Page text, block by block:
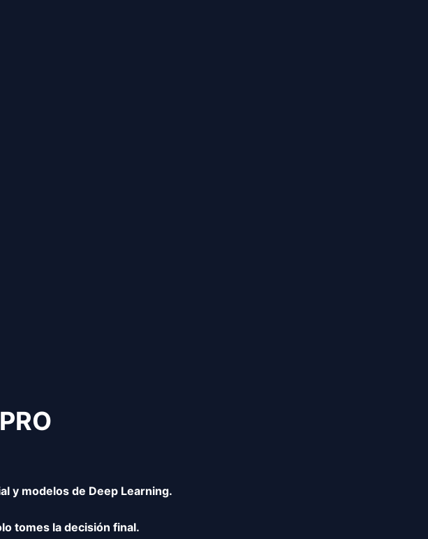
y modelos de Deep Learning.
tomes la decisión final.